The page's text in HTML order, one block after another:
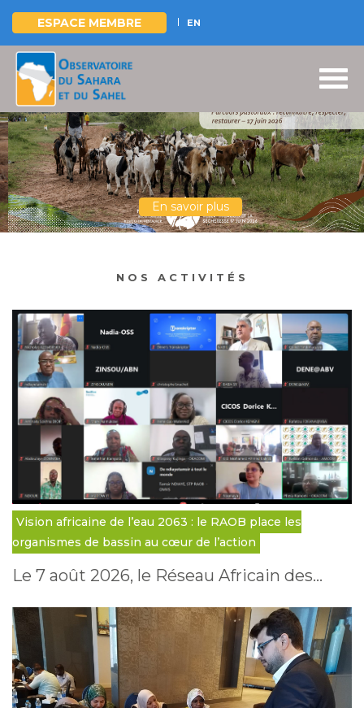
Aller
contenu
principal
ESPACE MEMBRE EN
En savoir plus
NOS ACTIVITÉS
Vision africaine de l’eau 2063 : le RAOB place les
organismes de bassin au cœur de l’action
Le 7 août 2026, le Réseau Africain des…